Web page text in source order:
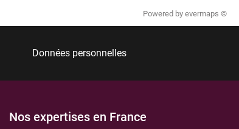
Powered by evermaps ©
Données personnelles
Nos expertises en France